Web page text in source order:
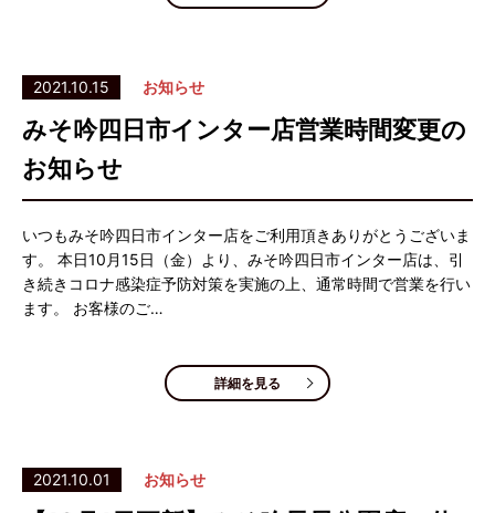
2021.10.15 お知らせ
みそ吟四日市インター店営業時間変更の
お知らせ
いつもみそ吟四日市インター店をご利用頂きありがとうございま
す。 本日10月15日（金）より、みそ吟四日市インター店は、引
き続きコロナ感染症予防対策を実施の上、通常時間で営業を行い
ます。 お客様のご…
詳細を見る
2021.10.01 お知らせ